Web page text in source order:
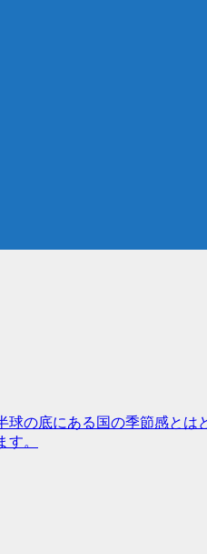
の底にある国の季節感とは
。